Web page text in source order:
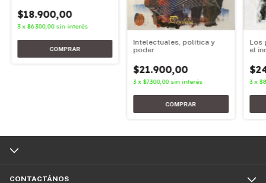
$18.900,00
3 x $6.300,00 sin interés
Intelectuales, política y
poder
$21.900,00
3 x$7.300,00 sin interés
Los
el
3 x
CONTACTÁNOS